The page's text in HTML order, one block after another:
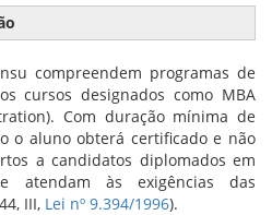
compreendem programas de
cursos designados como MBA
Com duração mínima de
o aluno obterá certificado e não
a candidatos diplomados em
atendam às exigências das
III, Lei nº 9.394/1996).